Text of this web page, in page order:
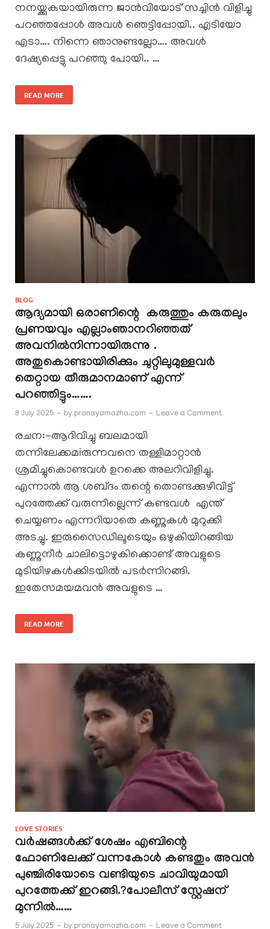
നനയ്ക്കുകയായിരുന്ന ജാൻവിയോട് സച്ചിൻ വിളിച്ചു
പറഞ്ഞപ്പോൾ അവൾ ഞെട്ടിപ്പോയി.. എടിയോ
എടാ…. നിന്നെ ഞാനുണ്ടല്ലോ…. അവൾ
ദേഷ്യപ്പെട്ടു പറഞ്ഞു പോയി.. …
READ MORE
BLOG
ആദ്യമായി ഒരാണിന്റെ കരുത്തും കരുതലും
പ്രണയവും എല്ലാംഞാനറിഞ്ഞത്
അവനിൽനിന്നായിരുന്നു .
അതുകൊണ്ടായിരിക്കും ചുറ്റിലുമുള്ളവർ
തെറ്റായ തീരുമാനമാണ് എന്ന്
പറഞ്ഞിട്ടും…….
8 July 2025 - by pranayamazha.com - Leave a Comment
രചന:-ആദിവിച്ചു ബലമായി
തന്നിലേക്കമiരുന്നവനെ തള്ളിമാറ്റാൻ
ശ്രമിച്ചുകൊണ്ടവൾ ഉറക്കെ അലറിവിളിച്ചു.
എന്നാൽ ആ ശബ്‍ദം തന്റെ തൊണ്ടക്കുഴിവിട്ട്
പുറത്തേക്ക് വരുന്നില്ലെന്ന് കണ്ടവൾ എന്ത്
ചെയ്യണം എന്നറിയാതെ കണ്ണുകൾ മുറുക്കി
അടച്ചു. ഇരുസൈഡിലൂടെയും ഒഴുകിയിറങ്ങിയ
കണ്ണുനീർ ചാലിട്ടൊഴുകിക്കൊണ്ട് അവളുടെ
മുടിയിഴകൾക്കിടയിൽ പടർന്നിറങ്ങി.
ഇതേസമയമവൻ അവളുടെ …
READ MORE
LOVE STORIES
വർഷങ്ങൾക്ക് ശേഷം എബിന്റെ
ഫോണിലേക്ക് വന്നകോൾ കണ്ടതും അവൻ
പുഞ്ചിരിയോടെ വണ്ടിയുടെ ചാവിയുമായി
പുറത്തേക്ക് ഇറങ്ങി.?പോലീസ് സ്റ്റേഷന്
മുന്നിൽ……
5 July 2025 - by pranayamazha.com - Leave a Comment